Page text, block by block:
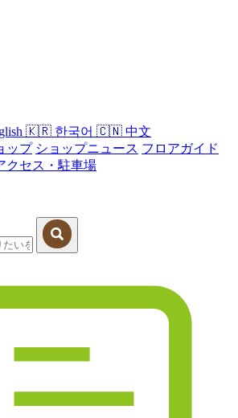
🇰🇷 한국어 🇨🇳 中文
ップ ショップニュース フロアガイド
クセス・駐車場